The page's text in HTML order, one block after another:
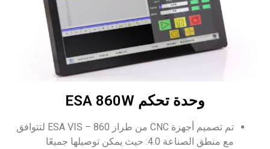
وحدة تحكم ESA 860W
تم تصميم أجهزة CNC من طراز ESA VIS – 860 لتتوافق
مع منطق الصناعة 4.0: حيث يمكن توصيلها جميعًا